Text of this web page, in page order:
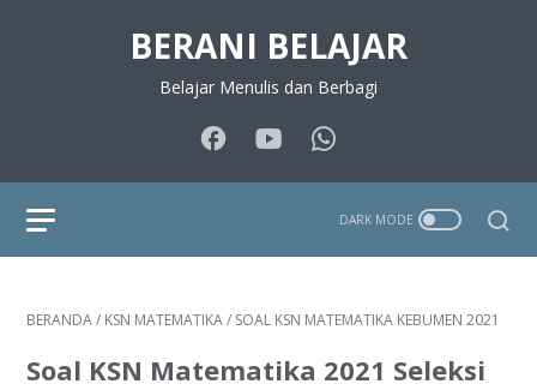
BERANI BELAJAR
Belajar Menulis dan Berbagi
BERANDA/ KSN MATEMATIKA/ SOAL KSN MATEMATIKA KEBUMEN 2021
Soal KSN Matematika 2021 Seleksi